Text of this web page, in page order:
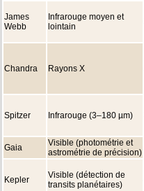
James
Webb
Infrarouge moyen et
lointain
Chandra Rayons X
Spitzer Infrarouge (3–180 µm)
Gaia
Visible (photométrie et
astrométrie de précision)
Kepler
Visible (détection de
transits planétaires)